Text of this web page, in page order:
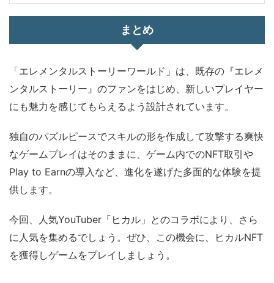
まとめ
「エレメンタルストーリーワールド」は、既存の『エレメ
ンタルストーリー』のファンをはじめ、新しいプレイヤー
にも魅力を感じてもらえるよう設計されています。
独自のパズルピースでスキルの形を作成して攻撃する爽快
なゲームプレイはそのままに、ゲーム内でのNFT取引や
Play to Earnの導入など、進化を遂げた多面的な体験を提
供します。
今回、人気YouTuber「ヒカル」とのコラボにより、さら
に人気を集めるでしょう。ぜひ、この機会に、ヒカルNFT
を獲得しゲームをプレイしましょう。